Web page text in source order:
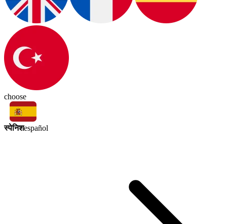
choose
स्पेनिशespañol